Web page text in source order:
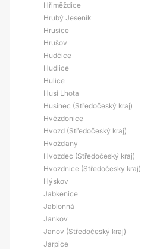
Hřiměždice
Hrubý Jeseník
Hrusice
Hrušov
Hudčice
Hudlice
Hulice
Husí Lhota
Husinec (Středočeský kraj)
Hvězdonice
Hvozd (Středočeský kraj)
Hvožďany
Hvozdec (Středočeský kraj)
Hvozdnice (Středočeský kraj)
Hýskov
Jabkenice
Jablonná
Jankov
Janov (Středočeský kraj)
Jarpice